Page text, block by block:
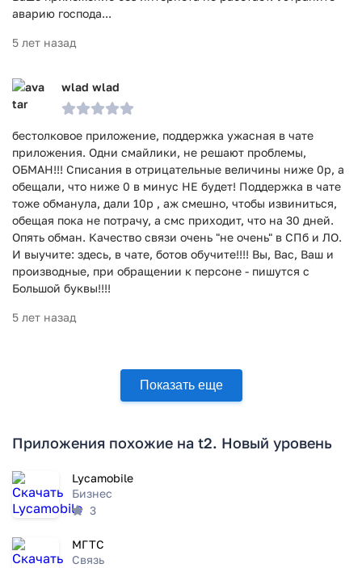
аварию господа...
5 лет назад
wlad wlad
бестолковое приложение, поддержка ужасная в чате
приложения. Одни смайлики, не решают проблемы,
ОБМАН!!! Списания в отрицательные величины ниже 0р, а
обещали, что ниже 0 в минус НЕ будет! Поддержка в чате
тоже обманула, дали 10р , аж смешно, чтобы извиниться,
обещая пока не потрачу, а смс приходит, что на 30 дней.
Опять обман. Качество связи очень "не очень" в СПб и ЛО.
И выучите: здесь, в чате, ботов обучите!!!! Вы, Вас, Ваш и
производные, при обращении к персоне - пишутся с
Большой буквы!!!!
5 лет назад
Показать еще
Приложения похожие на t2. Новый уровень
Lycamobile
Бизнес
3
МГТС
Связь